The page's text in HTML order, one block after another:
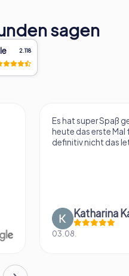
sagen
2.118
Es hat super Spaß
heute das erste Mal
definitiv nicht das
Katharina
03.08.